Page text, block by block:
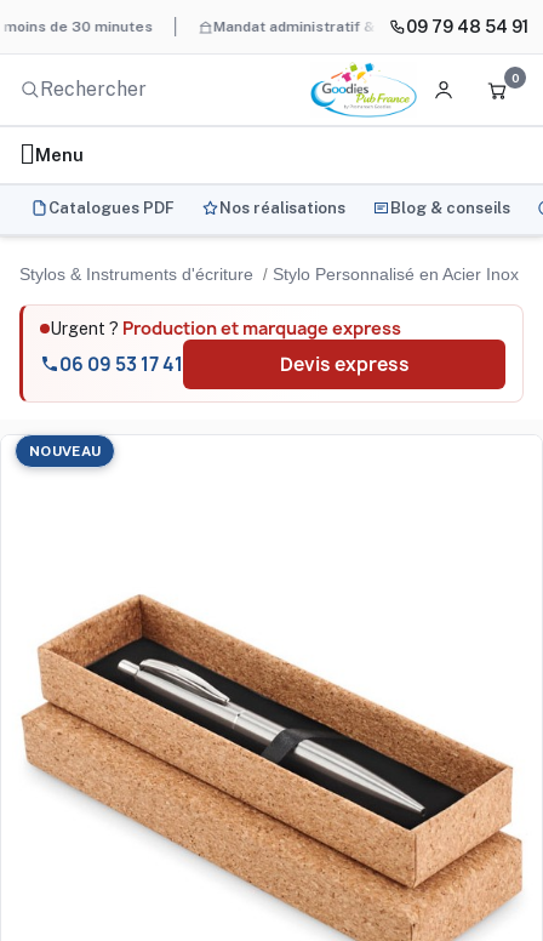
30 minutes Mandat administratif & Chorus Pro BAT
09 79 48 54 91
0
Menu
Catalogues PDF Nos réalisations Blog & conseils
Stylos & Instruments d'écriture Stylo Personnalisé en Acier Inox
Urgent ? Production et marquage express
06 09 53 17 41 Devis express
NOUVEAU